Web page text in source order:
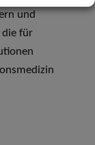
und
die für